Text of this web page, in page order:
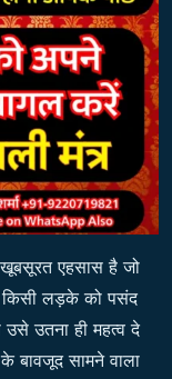
एहसास है जो
किसी लड़के को पसंद
उसे उतना ही महत्व दे
बावजूद सामने वाला